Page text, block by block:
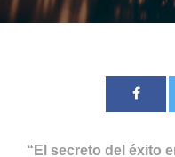
“El secreto del éxito